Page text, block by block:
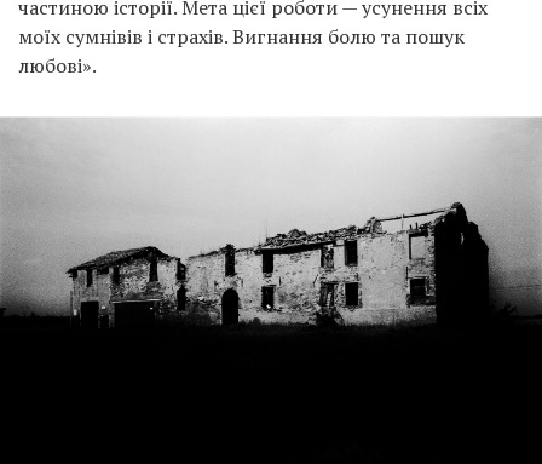
частиною історії. Мета цієї роботи — усунення всіх
моїх сумнівів і страхів. Вигнання болю та пошук
любові».